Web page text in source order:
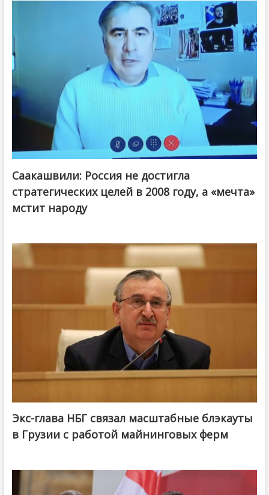
Саакашвили: Россия не достигла
стратегических целей в 2008 году, а «мечта»
мстит народу
Экс-глава НБГ связал масштабные блэкауты
в Грузии с работой майнинговых ферм